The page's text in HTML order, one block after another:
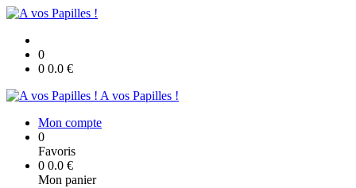
0
0 0.0 €
A vos Papilles !
Mon compte
0
Favoris
0 0.0 €
Mon panier